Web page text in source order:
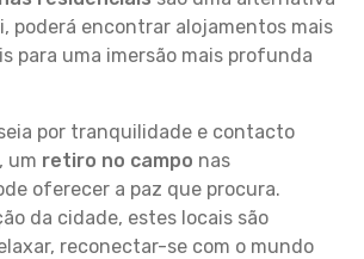
poderá encontrar alojamentos mais
para uma imersão mais profunda
por tranquilidade e contacto
um retiro no campo nas
oferecer a paz que procura.
da cidade, estes locais são
reconectar-se com o mundo